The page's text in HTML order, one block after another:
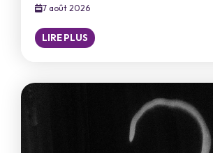
7 août 2026
LIRE PLUS